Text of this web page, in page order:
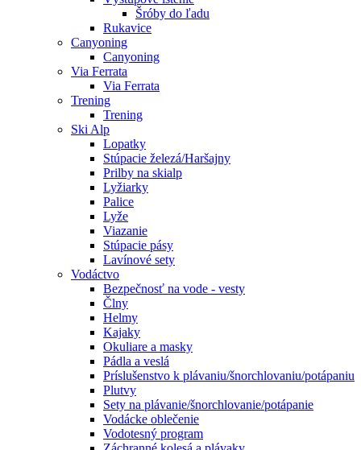
Šróby do ľadu
Rukavice
Canyoning
Canyoning
Via Ferrata
Via Ferrata
Trening
Trening
Ski Alp
Lopatky
Stúpacie železá/Haršajny
Prilby na skialp
Lyžiarky
Palice
Lyže
Viazanie
Stúpacie pásy
Lavínové sety
Vodáctvo
Bezpečnosť na vode - vesty
Člny
Helmy
Kajaky
Okuliare a masky
Pádla a veslá
Príslušenstvo k plávaniu/šnorchlovaniu/potápaniu
Plutvy
Sety na plávanie/šnorchlovanie/potápanie
Vodácke oblečenie
Vodotesný program